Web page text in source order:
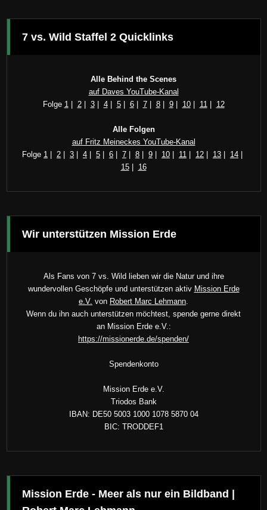
7 vs. Wild Staffel 2 Quicklinks
Alle Behind the Scenes
auf Daves YouTube-Kanal
Folge 1 2| 3| 4| 5| 6| 7| 8| 9| 10| 11 12
Alle Folgen
auf Fritz Meineckes YouTube-Kanal
Folge 1 2 3 4 5 6 7 8 9 10 11 12 13 14
15| 16
Wir unterstützen Mission Erde
Als Fans von 7 vs. Wild lieben wir die Natur und ihre
wundervollen Geschöpfe und unterstützen aktiv Mission Erde
e.V. von Robert Marc Lehmann
Wenn du ihn auch unterstützen möchtest, spende gerne direkt
an Mission Erde e.V.:
https://missionerde.de/spenden/
Spendenkonto
Mission Erde e.V.
Triodos Bank
IBAN: DE50 5003 1000 1078 5870 04
BIC: TRODDEF1
Mission Erde - Meer als nur ein Bildband |